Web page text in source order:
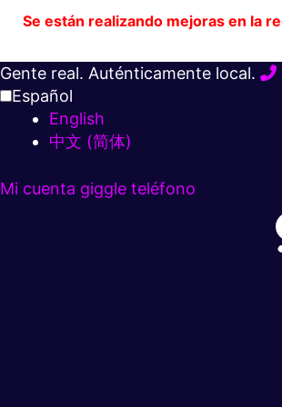
Se están realizando mejoras en la
Ir
al
contenido
Gente real. Auténticamente local.
Español
English
中文 (简体)
Mi cuenta giggle teléfono